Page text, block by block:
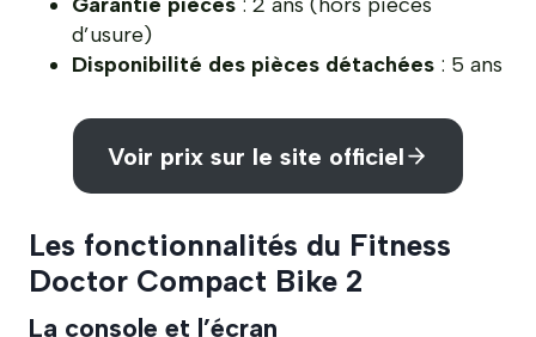
d’usure)
Disponibilité des pièces détachées : 5 ans
Voir prix sur le site officiel
Les fonctionnalités du Fitness
Doctor Compact Bike 2
La console et l’écran